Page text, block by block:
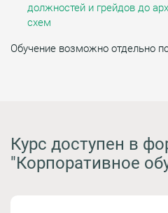
должностей и грейдов до
схем
Обучение возможно отдельно
Курс доступен в
"Корпоративное